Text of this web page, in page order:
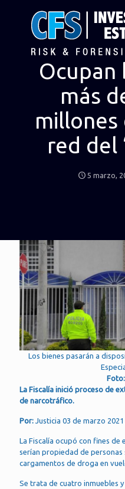
Ocupan
más
millones
red del
5 marzo,
Los bienes pasarán a
Foto:
La Fiscalía inició proceso de
de narcotráfico.
Por: Justicia 03 de marzo 2021
La Fiscalía ocupó con fines
serían propiedad de personas
cargamentos de droga en
Se trata de cuatro inmuebles